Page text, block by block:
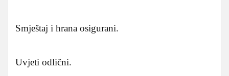
Smještaj i hrana osigurani.
Uvjeti odlični.